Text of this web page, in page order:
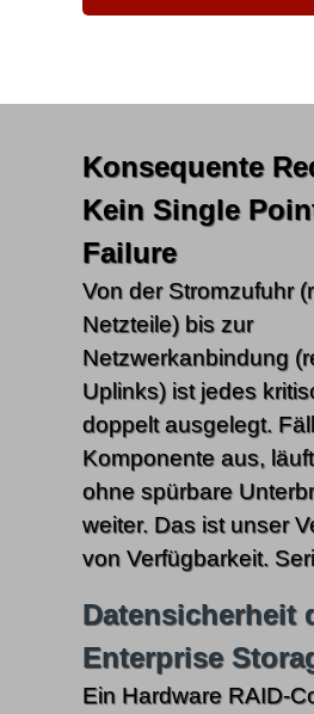
Konsequente
Kein Single
Failure
Von der Stromzufuhr
Netzteile) bis zur
Netzwerkanbindung
Uplinks) ist jedes
doppelt ausgelegt.
Komponente aus,
ohne spürbare
weiter. Das ist unser
von Verfügbarkeit.
Datensicherheit
Enterprise
Ein Hardware RAID-